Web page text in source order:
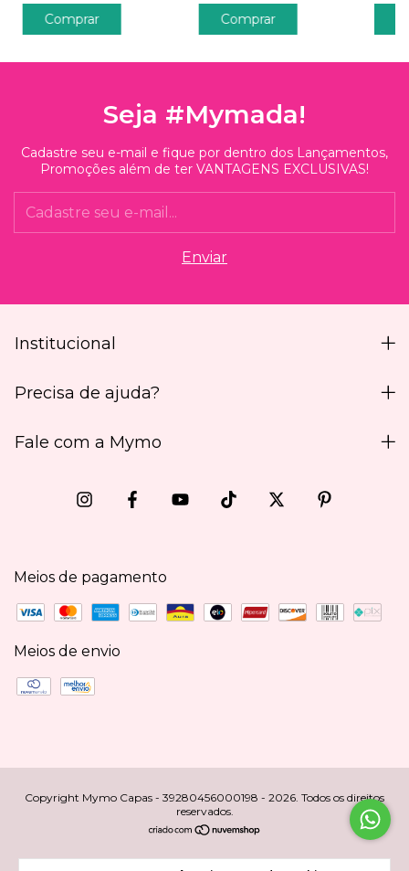
Comprar Comprar
Seja #Mymada!
Cadastre seu e-mail e fique por dentro dos Lançamentos,
Promoções além de ter VANTAGENS EXCLUSIVAS!
Institucional
Precisa de ajuda?
Fale com a Mymo
Meios de pagamento
Meios de envio
Copyright Mymo Capas - 39280456000198 - 2026. Todos os direitos
reservados.